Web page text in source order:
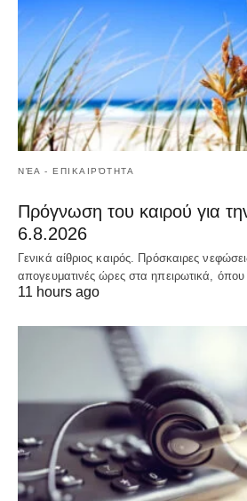
ΝΈΑ - ΕΠΙΚΑΙΡΌΤΗΤΑ
Πρόγνωση του καιρού για
6.8.2026
Γενικά αίθριος καιρός. Πρόσκαιρες
απογευματινές ώρες στα ηπειρωτικά, όπου
11 hours ago